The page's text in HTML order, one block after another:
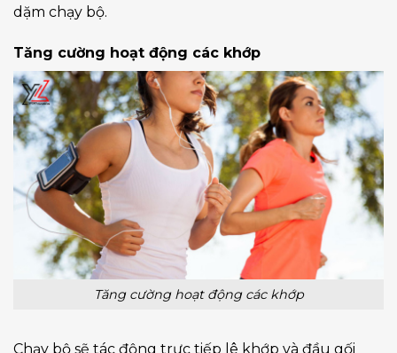
dặm chạy bộ.
Tăng cường hoạt động các khớp
Tăng cường hoạt động các khớp
Chạy bộ sẽ tác động trực tiếp lê khớp và đầu gối